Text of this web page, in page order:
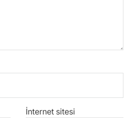
İnternet sitesi